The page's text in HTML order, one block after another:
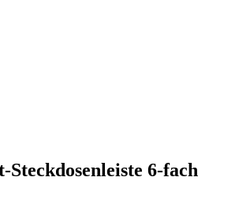
Steckdosenleiste 6-fach